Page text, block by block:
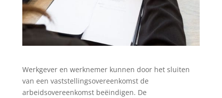
Werkgever en werknemer kunnen door het sluiten
van een vaststellingsovereenkomst de
arbeidsovereenkomst beëindigen. De